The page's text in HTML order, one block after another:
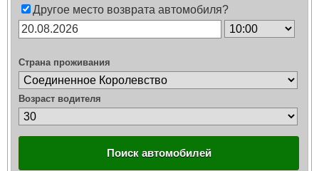
Другое место возврата автомобиля?
Страна проживания
Возраст водителя
Поиск автомобилей